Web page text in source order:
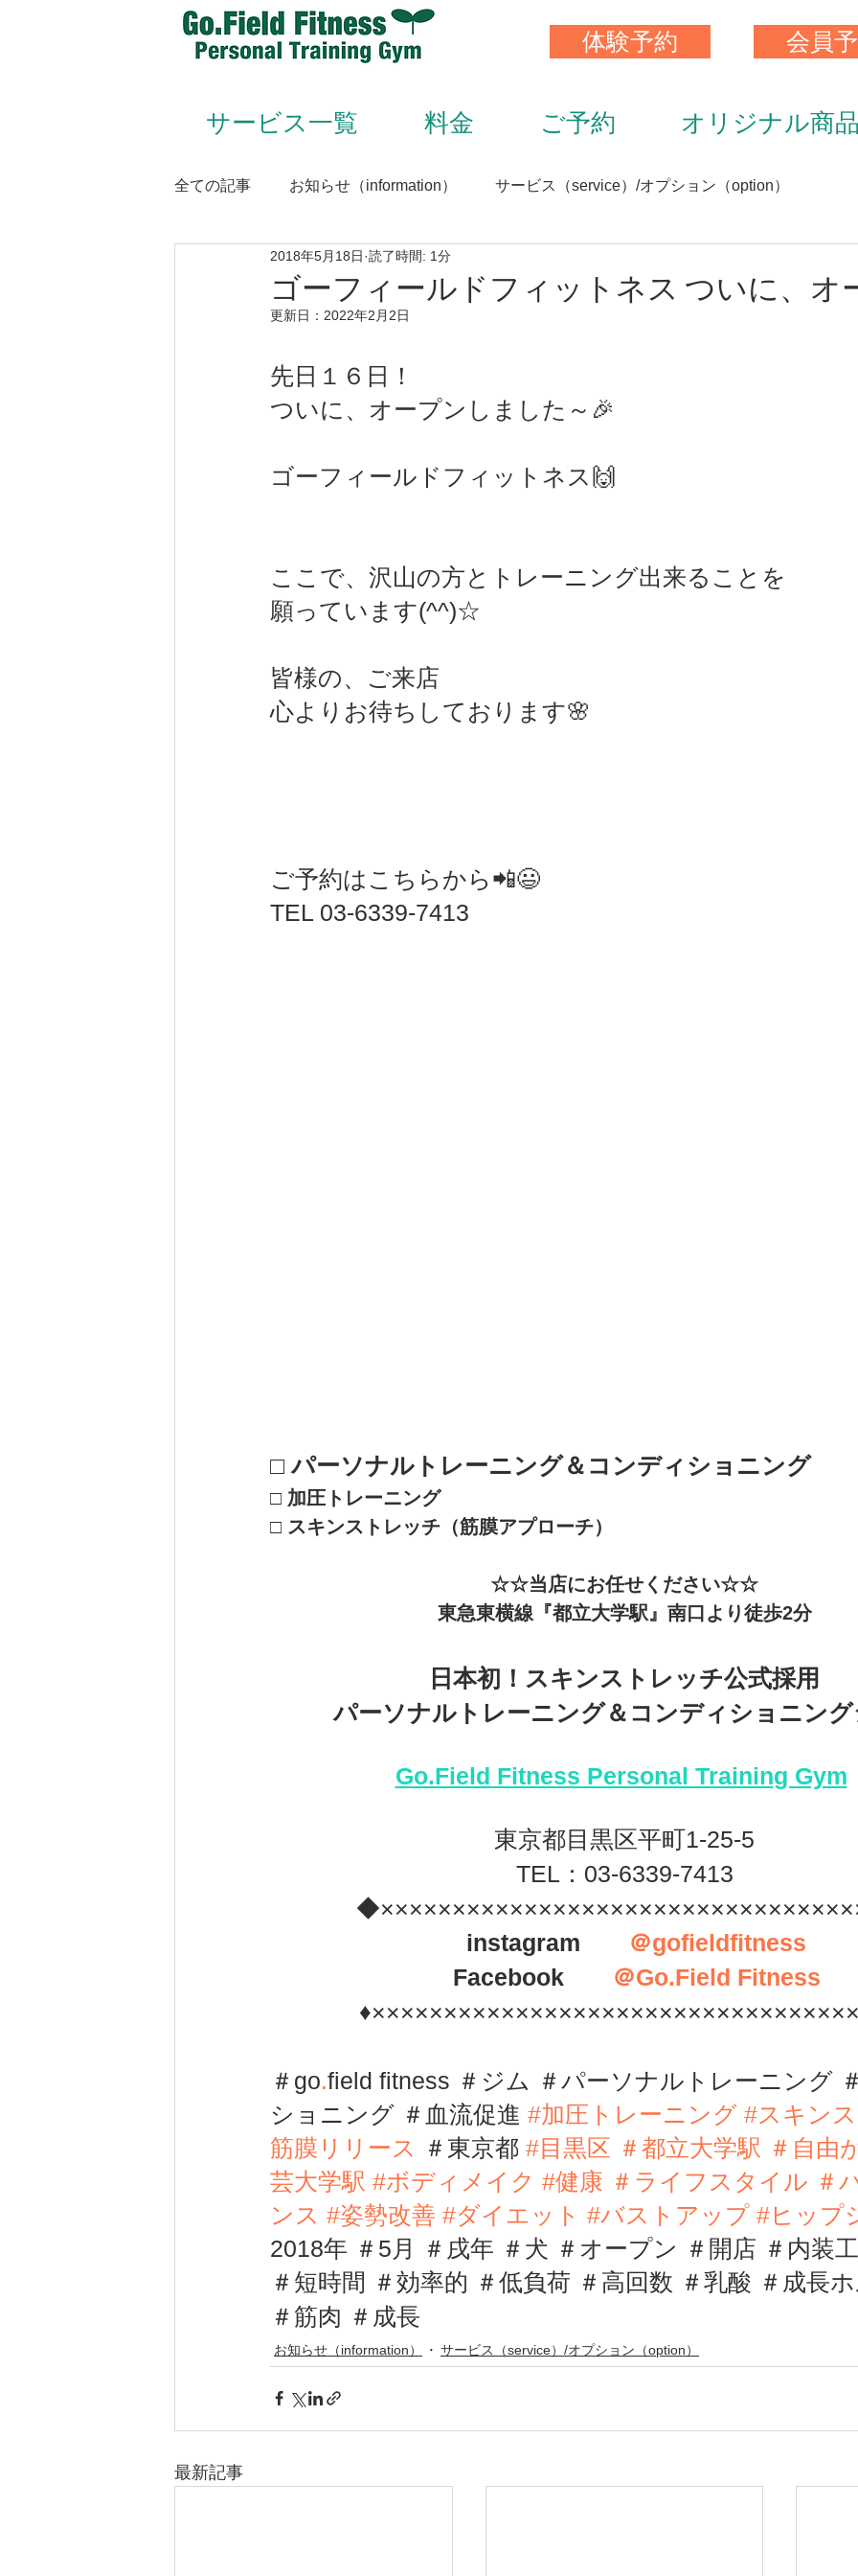
体験予約 会員
サービス一覧 料金 ご予約 オリジナル商
全ての記事 お知らせ（information） サービス（service）/オプション（option）
Animal Flow（アニマルフロー）
トレーナー（trainer）／スタッフ（staff） 加圧トレーニング（KAATU training）
健康（wellness） スポーツ（sports） MARE Cycle Field
ゴーフィールドフィットネス ついに、オ
2018年5月18日 読了時間: 1分
更新日： 2022年2月2日
先日１６日！
ついに、オープンしました～🎉
ゴーフィールドフィットネス🙌
ここで、沢山の方とトレーニング出来ることを
願っています(^^)☆
皆様の、ご来店
心よりお待ちしております🌸
ご予約はこちらから📲😃
TEL ‭03-6339-7413‬
□ パーソナルトレーニング＆コンディショニング
□ 加圧トレーニング
□ スキンストレッチ（筋膜アプローチ）
☆☆当店にお任せください☆☆
東急東横線『都立大学駅』南口より徒歩2分
日本初！スキンストレッチ公式採用
パーソナルトレーニング＆コンディショニン
Go.Field Fitness Personal Training Gym
東京都目黒区平町1-25-5
TEL：03-6339-7413
instagram
＠gofieldfitness
Facebook
＠Go.Field Fitness
＃go.field fitness ＃ジム
＃パーソナルトレーニング
ショニング ＃血流促進 #加圧トレーニング #スキン
筋膜リリース
＃東京都 #目黒区 ＃都立大学駅 ＃自由
芸大学駅 #ボディメイク #健康 ＃ライフスタイル ＃
ンス #姿勢改善 #ダイエット #バストアップ #ヒップ
2018年 ＃5月 ＃戌年 ＃犬 ＃オープン ＃開店 ＃内装
＃短時間 ＃効率的 ＃低負荷 ＃高回数 ＃乳酸 ＃成長
＃筋肉 ＃成長
お知らせ（information） サービス（service）/オプション（option）
最新記事